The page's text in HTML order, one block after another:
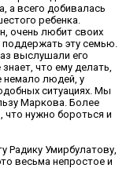
а всего добивалась
ребенка.
очень любит своих
эту семью.
выслушали его
что ему делать,
немало людей, у
ситуациях. Мы
Маркова. Более
нужно бороться и
Радику Умирбулатову,
весьма непростое и